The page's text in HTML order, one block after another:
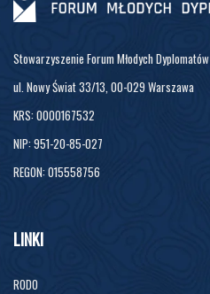
Stowarzyszenie Forum Młodych Dyplomatów
ul. Nowy Świat 33/13, 00-029 Warszawa
KRS: 0000167532
NIP: 951-20-85-027
REGON: 015558756
LINKI
RODO